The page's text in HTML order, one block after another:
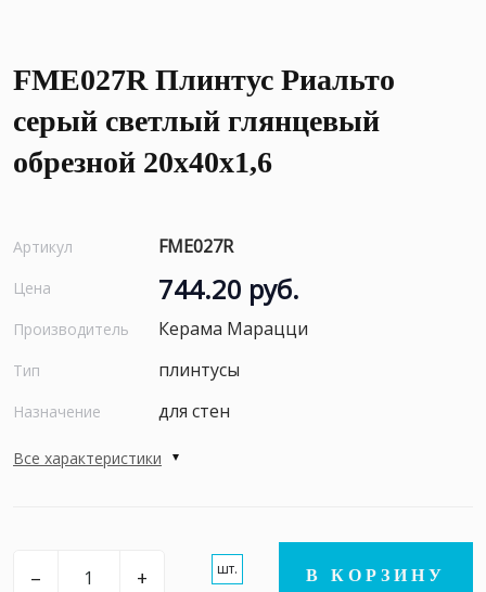
FME027R Плинтус Риальто
серый светлый глянцевый
обрезной 20x40x1,6
Артикул FME027R
Цена 744.20 руб.
Производитель Керама Марацци
Тип плинтусы
Назначение для стен
Все характеристики
– + шт. В КОРЗИНУ